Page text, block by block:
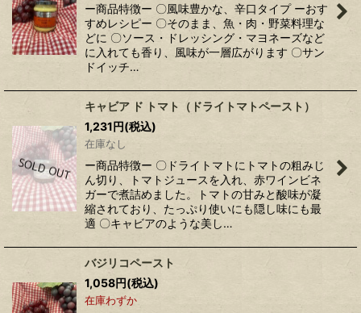
ー商品特徴ー 〇風味豊かな、辛口タイプ ーおす
すめレシピー 〇そのまま、魚・肉・野菜料理な
どに 〇ソース・ドレッシング・マヨネーズなど
に入れても香り、風味が一層広がります 〇サン
ドイッチ…
キャビア ド トマト（ドライトマトペースト）
1,231円(税込)
在庫なし
ー商品特徴ー 〇ドライトマトにトマトの粗みじ
ん切り、トマトジュースを入れ、赤ワインビネ
ガーで煮詰めました。トマトの甘みと酸味が凝
縮されており、たっぷり使いにも隠し味にも最
適 〇キャビアのような美し…
バジリコペースト
1,058円(税込)
在庫わずか